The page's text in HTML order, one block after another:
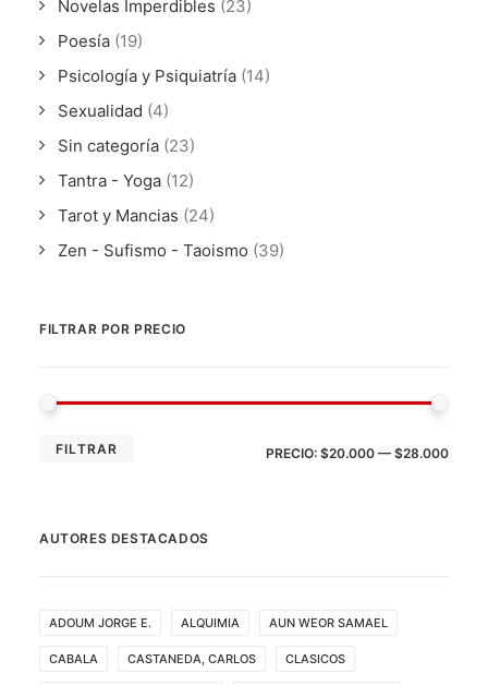
Novelas Imperdibles (23)
Poesía (19)
Psicología y Psiquiatría (14)
Sexualidad (4)
Sin categoría (23)
Tantra - Yoga (12)
Tarot y Mancias (24)
Zen - Sufismo - Taoismo (39)
FILTRAR POR PRECIO
FILTRAR PRECIO: $20.000 — $28.000
AUTORES DESTACADOS
ADOUM JORGE E. ALQUIMIA AUN WEOR SAMAEL
CABALA CASTANEDA, CARLOS CLASICOS